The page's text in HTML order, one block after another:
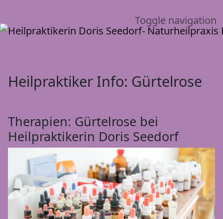
Toggle navigation
Heilpraktiker Info: Gürtelrose
Therapien: Gürtelrose bei
Heilpraktikerin Doris Seedorf